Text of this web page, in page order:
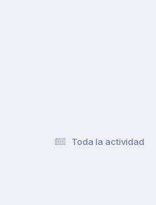
Toda la actividad